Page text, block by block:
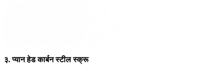
३. प्यान हेड कार्बन स्टील स्क्रू